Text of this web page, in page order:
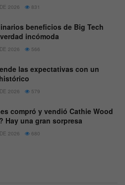
2026 831
beneficios de Big Tech
incómoda
2026 566
las expectativas con un
2026 579
compró y vendió Cathie Wood
Hay una gran sorpresa
2026 680